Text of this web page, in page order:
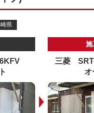
県
施
三菱
オ